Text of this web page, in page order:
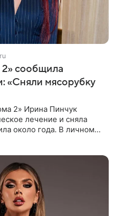
2» сообщила
«Сняли мясорубку
2» Ирина Пинчук
лечение и сняла
около года. В личном